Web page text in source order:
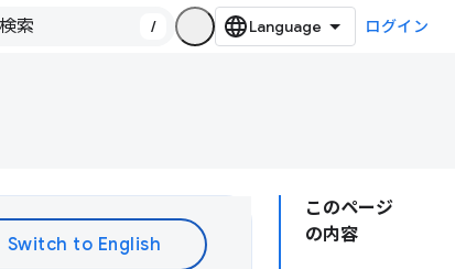
/ ログイン
このページ
の内容